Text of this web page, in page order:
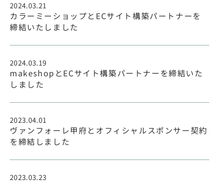
2024.03.21
カラーミーショップとECサイト構築パートナーを
締結いたしました
2024.03.19
makeshopとECサイト構築パートナーを締結いた
しました
2023.04.01
ヴァンフォーレ甲府とオフィシャルスポンサー契約
を締結しました
2023.03.23